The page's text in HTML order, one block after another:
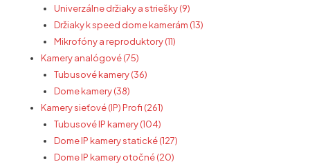
Univerzálne držiaky a striešky (9)
Držiaky k speed dome kamerám (13)
Mikrofóny a reproduktory (11)
Kamery analógové (75)
Tubusové kamery (36)
Dome kamery (38)
Kamery sieťové (IP) Profi (261)
Tubusové IP kamery (104)
Dome IP kamery statické (127)
Dome IP kamery otočné (20)